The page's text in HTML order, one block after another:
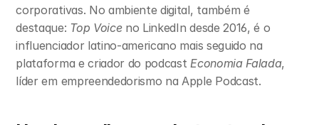
corporativas. No ambiente digital, também é
destaque: Top Voice no LinkedIn desde 2016, é o
influenciador latino-americano mais seguido na
plataforma e criador do podcast Economia Falada,
líder em empreendedorismo na Apple Podcast.